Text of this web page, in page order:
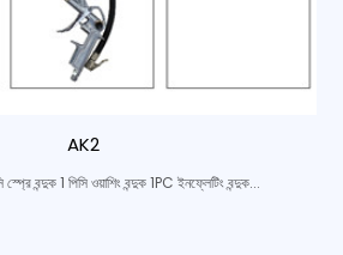
AK2
স্প্রে বন্দুক 1 পিসি ওয়াশিং বন্দুক 1PC ইনফ্লেটিং বন্দুক...